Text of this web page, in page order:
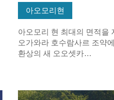
아오모리현
아오모리 현 최대의 면적을
오가와라 호수람사르 조약
환상의 새 오오셋카…
기본정보 보기